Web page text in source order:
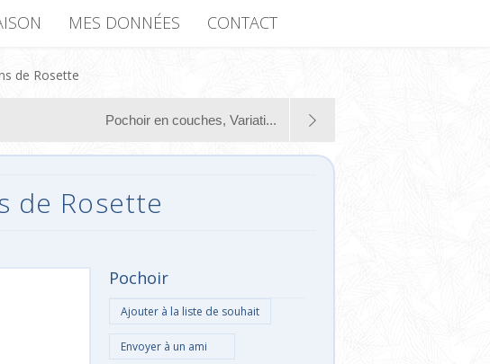
MES DONNÉES CONTACT
de Rosette
Pochoir en couches, Variati...
de Rosette
Pochoir